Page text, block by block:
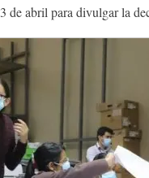
de abril para divulgar la